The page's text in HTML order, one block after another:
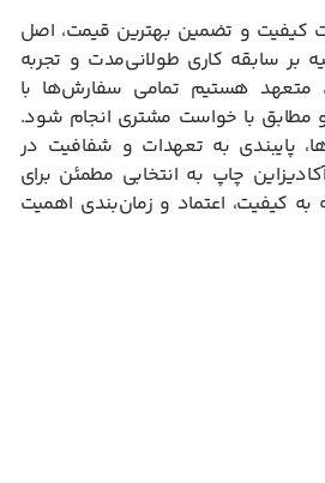
کیفیت و تضمین بهترین قیمت، اصل
بر سابقه کاری طولانی‌مدت و تجربه
متعهد هستیم تمامی سفارش‌ها با
و مطابق با خواست مشتری انجام شود.
پایبندی به تعهدات و شفافیت در
چاپ به انتخابی مطمئن برای
کیفیت، اعتماد و زمان‌بندی اهمیت